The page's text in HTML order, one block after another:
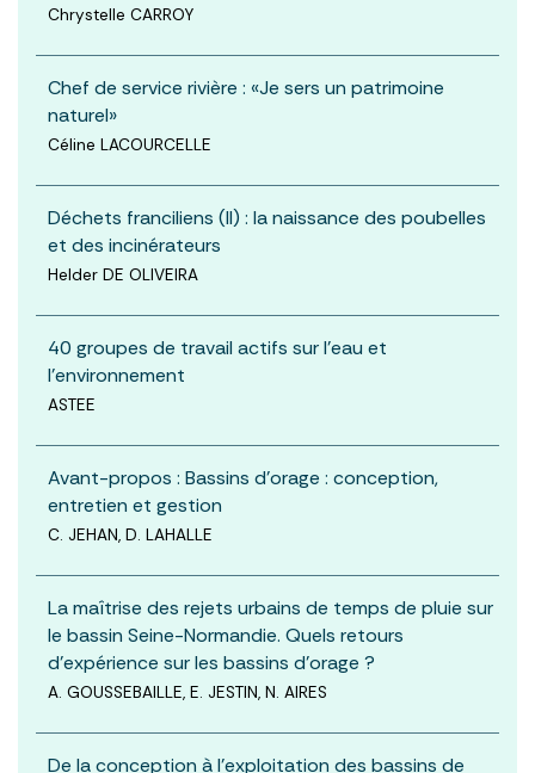
Chrystelle CARROY
Chef de service rivière : «Je sers un patrimoine
naturel»
Céline LACOURCELLE
Déchets franciliens (II) : la naissance des poubelles
et des incinérateurs
Helder DE OLIVEIRA
40 groupes de travail actifs sur l'eau et
l'environnement
ASTEE
Avant-propos : Bassins d’orage : conception,
entretien et gestion
C. JEHAN, D. LAHALLE
La maîtrise des rejets urbains de temps de pluie sur
le bassin Seine-Normandie. Quels retours
d’expérience sur les bassins d’orage ?
A. GOUSSEBAILLE, E. JESTIN, N. AIRES
De la conception à l’exploitation des bassins de